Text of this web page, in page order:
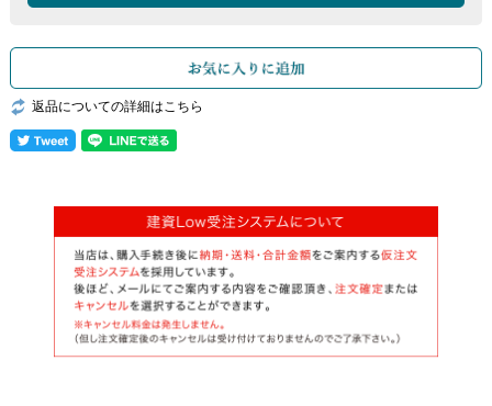
返品についての詳細はこちら